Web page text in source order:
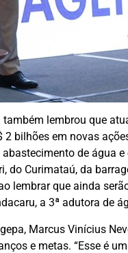
também lembrou que
2 bilhões em novas
de água
do Curimataú, da
lembrar que ainda
a 3ª adutora de
Marcus Vinícius
e metas. “Esse é